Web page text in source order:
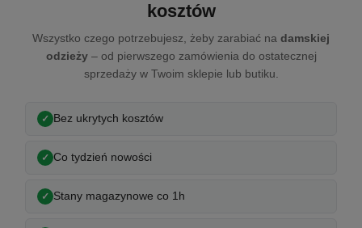
kosztów
Wszystko czego potrzebujesz, żeby zarabiać na damskiej
odzieży– od pierwszego zamówienia do ostatecznej
sprzedaży w Twoim sklepie lub butiku.
Bez ukrytych kosztów
Co tydzień nowości
Stany magazynowe co 1h